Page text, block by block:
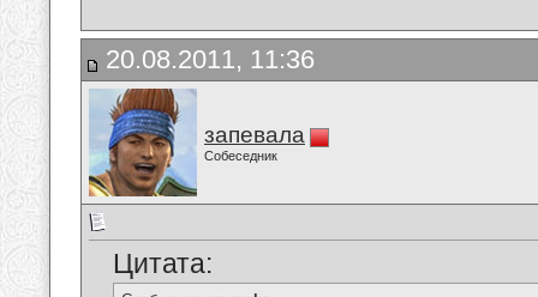
20.08.2011, 11:36
запевала
Собеседник
Цитата: